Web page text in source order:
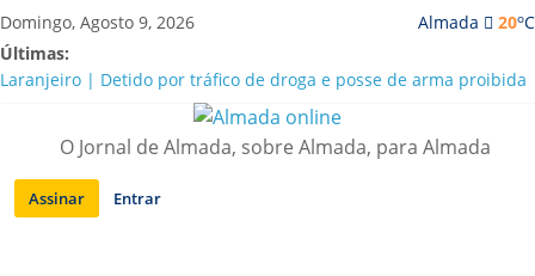
Saltar
para
conteúdo
Almada 20oC
Domingo, Agosto 9, 2026
Últimas:
Laranjeiro | Detido por tráfico de droga e posse de arma proibida
A “crise” da água em Almada: ilações e ensinamentos necessários
Costa da Caparica | Polícia Marítima e ASAE detectam
irregularidades em habitações e restaurantes
APA diz que falta de água em Almada “foi um problema de má
O Jornal de Almada, sobre Almada, para Almada
Assinar Entrar